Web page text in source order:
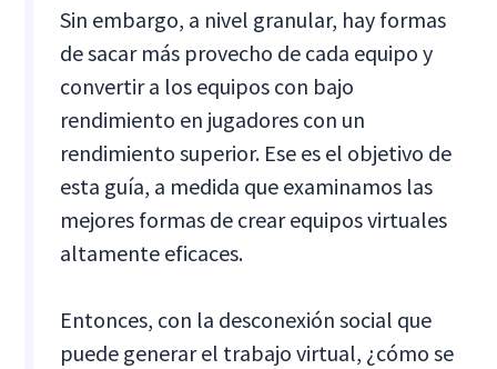
Sin embargo, a nivel granular, hay formas
de sacar más provecho de cada equipo y
convertir a los equipos con bajo
rendimiento en jugadores con un
rendimiento superior. Ese es el objetivo de
esta guía, a medida que examinamos las
mejores formas de crear equipos virtuales
altamente eficaces.
Entonces, con la desconexión social que
puede generar el trabajo virtual, ¿cómo se